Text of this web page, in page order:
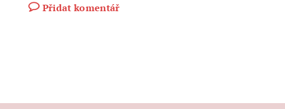
Přidat komentář